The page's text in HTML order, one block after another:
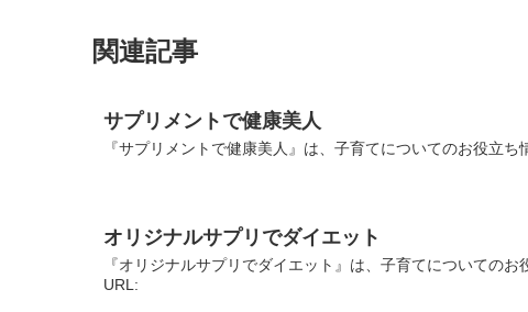
関連記事
サプリメントで健康美人
『サプリメントで健康美人』は、子育てについてのお役立
オリジナルサプリでダイエット
『オリジナルサプリでダイエット』は、子育てについての
URL: